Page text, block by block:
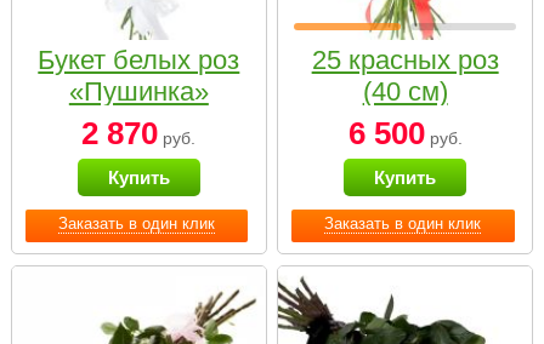
Заказать в один клик
Букет белых роз
«Пушинка»
2 870 руб.
Купить
Заказать в один клик
25 красных роз
(40 см)
6 500руб.
Купить